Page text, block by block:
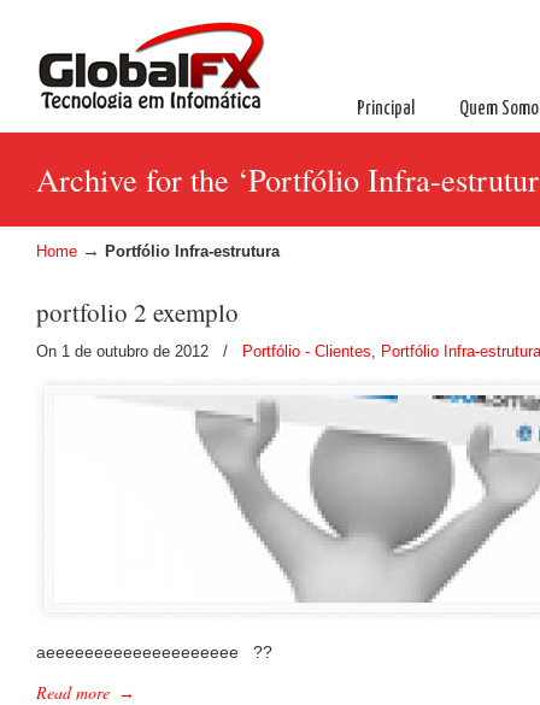
Principal Quem
Archive for the ‘Portfólio Infra-
Home → Portfólio Infra-estrutura
portfolio 2 exemplo
On 1 de outubro de 2012 / Portfólio - Clientes, Portfólio Infra-estrutura
aeeeeeeeeeeeeeeeeeeee ??
Read more →